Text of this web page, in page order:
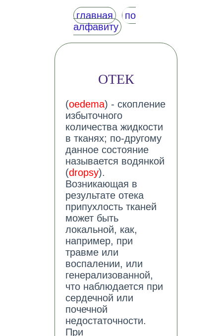
главная
по
алфавиту
ОТЕК
(oedema) - скопление
избыточного
количества жидкости
в тканях; по-другому
данное состояние
называется водянкой
(dropsy).
Возникающая в
результате отека
припухлость тканей
может быть
локальной, как,
например, при
травме или
воспалении, или
генерализованной,
что наблюдается при
сердечной или
почечной
недостаточности.
При